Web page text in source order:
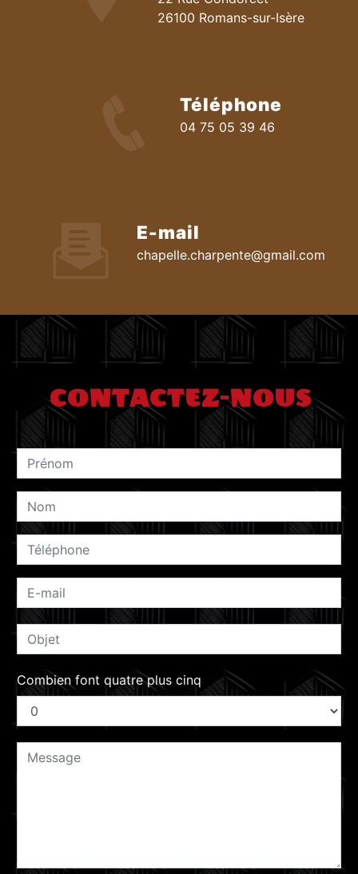
26100 Romans-sur-Isère
Téléphone
04 75 05 39 46
E-mail
chapelle.charpente@gmail.com
CONTACTEZ-NOUS
Combien font quatre plus cinq